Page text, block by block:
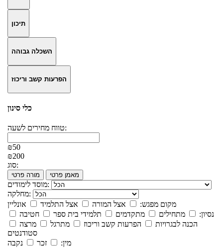
תיכון
השכלה גבוהה
הפרעות קשב וריכוז
כלי סינון
טווח מחירים לשעה:
₪50
₪200
סוג:
מורה פרטי מאמן פרטי
מוסד לימודים:
מחלקה:
מקום מפגש:
אצל המורה אצל התלמיד
אונליין
נסיון:
מתחילים מתקדמים תלמידי בית ספר
חטיבה
הכנה לבגרויות
הפרעות קשב וריכוז מתרגל
מרצה
סטודנטים
מין:
זכר נקבה